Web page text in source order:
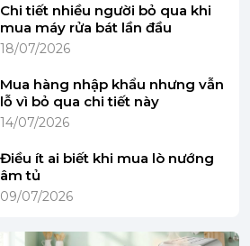
mang tính minh họa
chén Bosch được thiết kế gồm
Chi tiết nhiều người bỏ qua khi
mua máy rửa bát lần đầu
18/07/2026
Mua hàng nhập khẩu nhưng vẫn
lỗ vì bỏ qua chi tiết này
14/07/2026
Điều ít ai biết khi mua lò nướng
âm tủ
09/07/2026